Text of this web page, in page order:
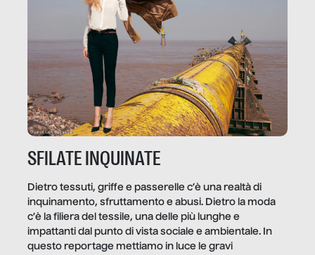
SFILATE INQUINATE
Dietro tessuti, griffe e passerelle c’è una realtà di
inquinamento, sfruttamento e abusi. Dietro la moda
c’è la filiera del tessile, una delle più lunghe e
impattanti dal punto di vista sociale e ambientale. In
questo reportage mettiamo in luce le gravi